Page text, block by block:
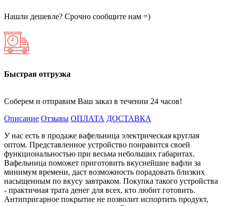
Нашли дешевле? Срочно сообщите нам =)
Быстрая отгрузка
Соберем и отправим Ваш заказ в течении 24 часов!
Описание Отзывы ОПЛАТА ДОСТАВКА
У нас есть в продаже вафельница электрическая круглая
оптом. Представленное устройство понравится своей
функциональностью при весьма небольших габаритах.
Вафельница поможет приготовить вкуснейшие вафли за
минимум времени, даст возможность порадовать близких
насыщенным по вкусу завтраком. Покупка такого устройства
- практичная трата денег для всех, кто любит готовить.
Антипригарное покрытие не позволит испортить продукт,